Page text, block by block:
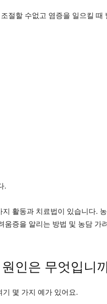
절할 수없고 염증을 일으킬
.
활동과 치료법이 있습니다.
증을 알리는 방법 및 농담 가
인은 무엇입니
몇 가지 예가 있어요.